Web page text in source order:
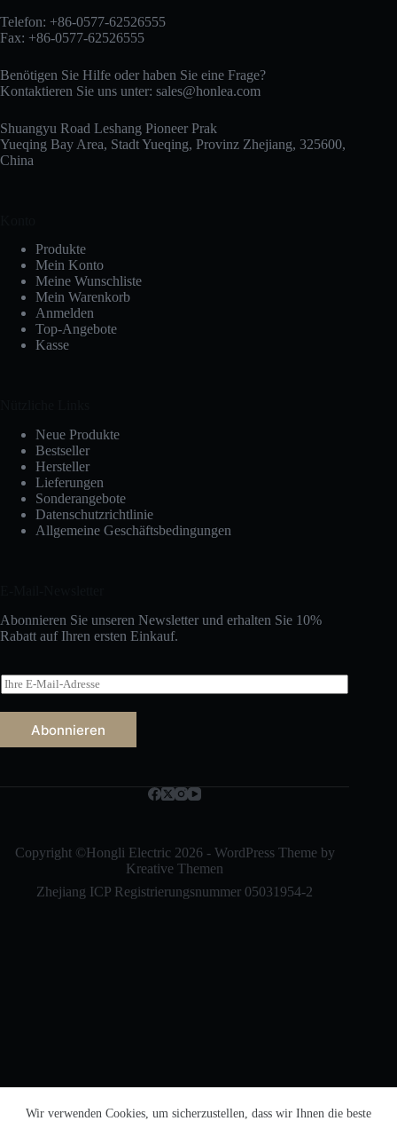
Wir verwenden Cookies, um sicherzustellen, dass wir Ihnen die beste
Telefon: +86-0577-62526555
Fax: +86-0577-62526555
Benötigen Sie Hilfe oder haben Sie eine Frage?
Kontaktieren Sie uns unter: sales@honlea.com
Shuangyu Road Leshang Pioneer Prak
Yueqing Bay Area, Stadt Yueqing, Provinz Zhejiang, 325600,
China
Produkte
Mein Konto
Meine Wunschliste
Mein Warenkorb
Anmelden
Top-Angebote
Kasse
Neue Produkte
Bestseller
Hersteller
Lieferungen
Sonderangebote
Datenschutzrichtlinie
Allgemeine Geschäftsbedingungen
Abonnieren Sie unseren Newsletter und erhalten Sie 10%
Rabatt auf Ihren ersten Einkauf.
E
-
M
Abonnieren
Copyright ©Hongli Electric 2026 - WordPress Theme by
Kreative Themen
Zhejiang ICP Registrierungsnummer 05031954-2
Registrierungsnummer für Netzwerksicherheit
简体中文
ไทย
العربية
Bahasa Indonesia